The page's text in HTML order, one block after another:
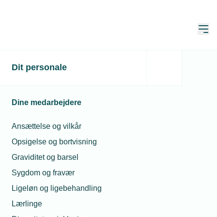
Dit personale
Dine medarbejdere
Ansættelse og vilkår
Opsigelse og bortvisning
Graviditet og barsel
Sygdom og fravær
Ligeløn og ligebehandling
Lærlinge
- Det var noget af en
overlade elektrikerfirmaet
til en murer
Publiceret: 27. maj 2026